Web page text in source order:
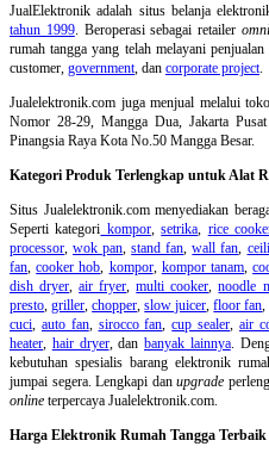
JualElektronik adalah situs belanja
tahun 1999. Beroperasi sebagai retailer
rumah tangga yang telah melayani
customer, government , dan corporate project
Jualelektronik.com juga menjual melalui
Nomor 28-29, Mangga Dua, Jakarta
Pinangsia Raya Kota No.50 Mangga Besar.
Kategori Produk Terlengkap untuk Alat
Situs Jualelektronik.com menyediakan
Seperti kategori kompor,setrika rice
processor ,wok pan ,stand fan ,wall fan
fan ,cooker hob kompor, kompor tanam,
dish dryer ,air fryer ,multi cooker ,noodle
presto ,griller ,chopper ,slow juicer ,floor fan
cuci auto fan, sirocco fan ,cup sealer ,air
heater hair dryer, dan banyak lainnya.
kebutuhan spesialis barang elektronik
jumpai segera. Lengkapi danupgrade
online terpercaya Jualelektronik.com.
Harga Elektronik Rumah Tangga